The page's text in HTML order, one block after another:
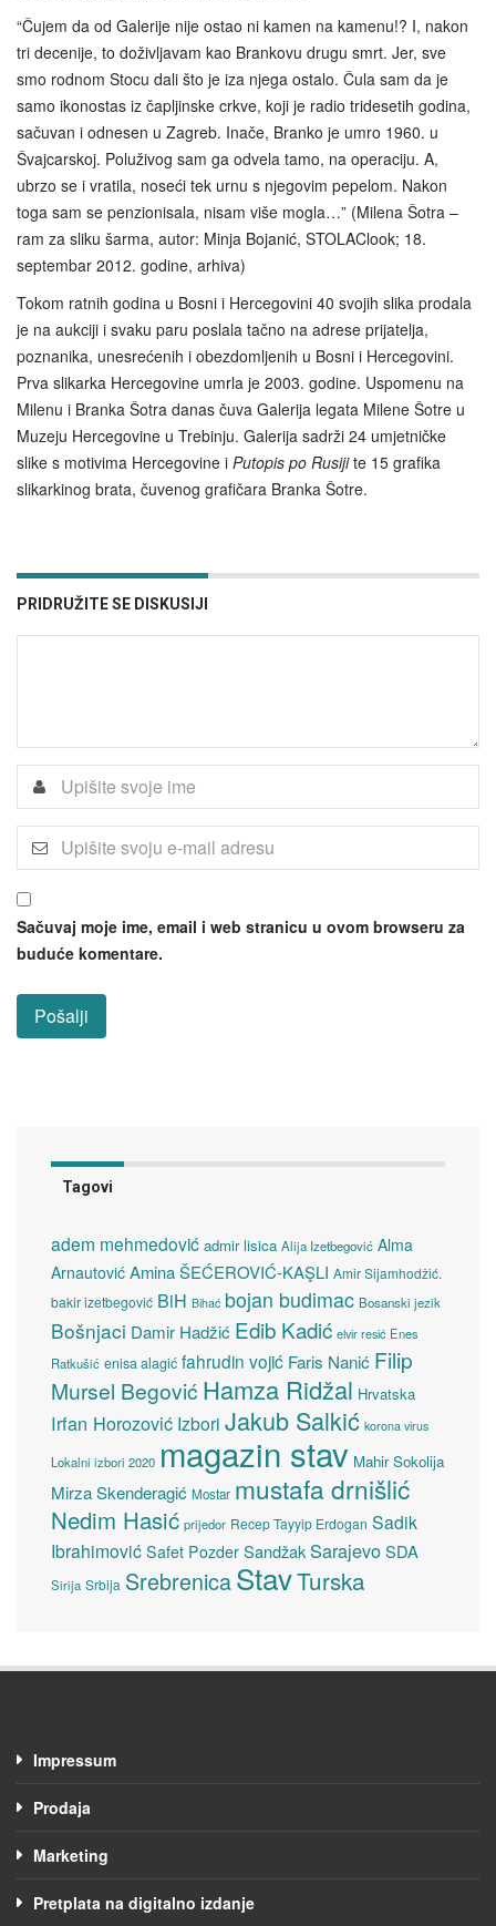
“Čujem da od Galerije nije ostao ni kamen na kamenu!? I, nakon
tri decenije, to doživljavam kao Brankovu drugu smrt. Jer, sve
smo rodnom Stocu dali što je iza njega ostalo. Čula sam da je
samo ikonostas iz čapljinske crkve, koji je radio tridesetih godina,
sačuvan i odnesen u Zagreb. Inače, Branko je umro 1960. u
Švajcarskoj. Poluživog sam ga odvela tamo, na operaciju. A,
ubrzo se i vratila, noseći tek urnu s njegovim pepelom. Nakon
toga sam se penzionisala, nisam više mogla…” (Milena Šotra –
ram za sliku šarma, autor: Minja Bojanić, STOLAClook; 18.
septembar 2012. godine, arhiva)
Tokom ratnih godina u Bosni i Hercegovini 40 svojih slika prodala
je na aukciji i svaku paru poslala tačno na adrese prijatelja,
poznanika, unesrećenih i obezdomljenih u Bosni i Hercegovini.
Prva slikarka Hercegovine umrla je 2003. godine. Uspomenu na
Milenu i Branka Šotra danas čuva Galerija legata Milene Šotre u
Muzeju Hercegovine u Trebinju. Galerija sadrži 24 umjetničke
slike s motivima Hercegovine i Putopis po Rusijite 15 grafika
slikarkinog brata, čuvenog grafičara Branka Šotre.
PRIDRUŽITE SE DISKUSIJI
Sačuvaj moje ime, email i web stranicu u ovom browseru za
buduće komentare.
Tagovi
adem mehmedović admir lisica Alija Izetbegović Alma
Arnautović Amina ŠEĆEROVIĆ-KAŞLI Amir Sijamhodžić.
bakir izetbegović BiH Bihać bojan budimac Bosanski jezik
Bošnjaci Damir Hadžić Edib Kadić elvir resić Enes
Ratkušić enisa alagić fahrudin vojić Faris Nanić Filip
Mursel Begović Hamza Ridžal Hrvatska
Irfan Horozović Izbori Jakub Salkić korona virus
Lokalni izbori 2020 magazin stav Mahir Sokolija
Mirza Skenderagić Mostar mustafa drnišlić
Nedim Hasić prijedor Recep Tayyip Erdogan Sadik
Ibrahimović Safet Pozder SandžakSarajevoSDA
Sirija Srbija SrebrenicaStavTurska
Impressum
Prodaja
Marketing
Pretplata na digitalno izdanje